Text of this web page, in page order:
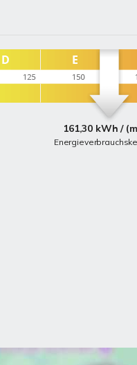
161,30 kWh /